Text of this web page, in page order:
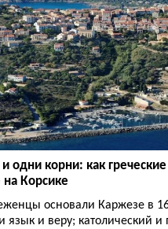
одни корни: как
Корсике
основали Каржезе в
язык и веру; католический и